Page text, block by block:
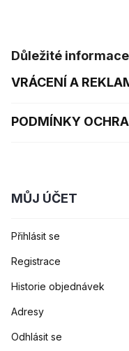
Důležité informace
VRÁCENÍ A
PODMÍNKY
MŮJ ÚČET
Přihlásit se
Registrace
Historie objednávek
Adresy
Odhlásit se